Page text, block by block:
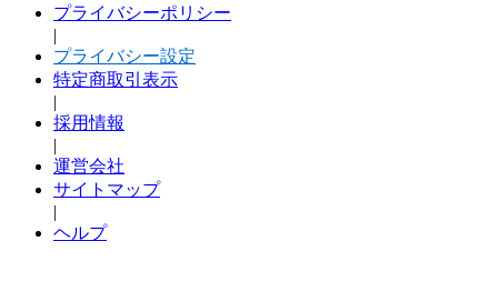
プライバシーポリシー
|
プライバシー設定
特定商取引表示
|
採用情報
|
運営会社
サイトマップ
|
ヘルプ